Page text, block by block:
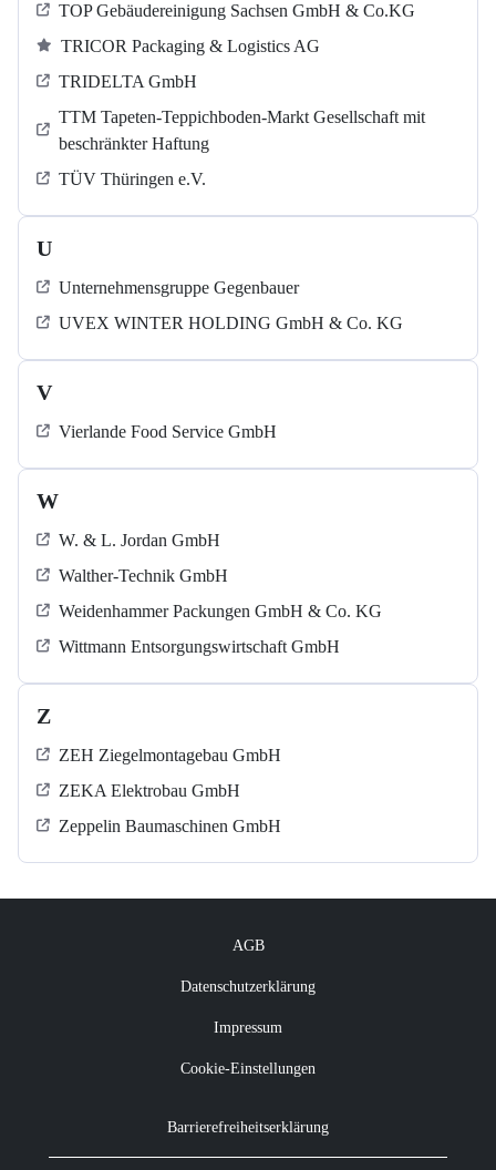
TOP Gebäudereinigung Sachsen GmbH & Co.KG
TRICOR Packaging & Logistics AG
TRIDELTA GmbH
TTM Tapeten-Teppichboden-Markt Gesellschaft mit
beschränkter Haftung
TÜV Thüringen e.V.
U
Unternehmensgruppe Gegenbauer
UVEX WINTER HOLDING GmbH & Co. KG
V
Vierlande Food Service GmbH
W
W. & L. Jordan GmbH
Walther-Technik GmbH
Weidenhammer Packungen GmbH & Co. KG
Wittmann Entsorgungswirtschaft GmbH
Z
ZEH Ziegelmontagebau GmbH
ZEKA Elektrobau GmbH
Zeppelin Baumaschinen GmbH
AGB
Datenschutzerklärung
Impressum
Cookie-Einstellungen
Barrierefreiheitserklärung